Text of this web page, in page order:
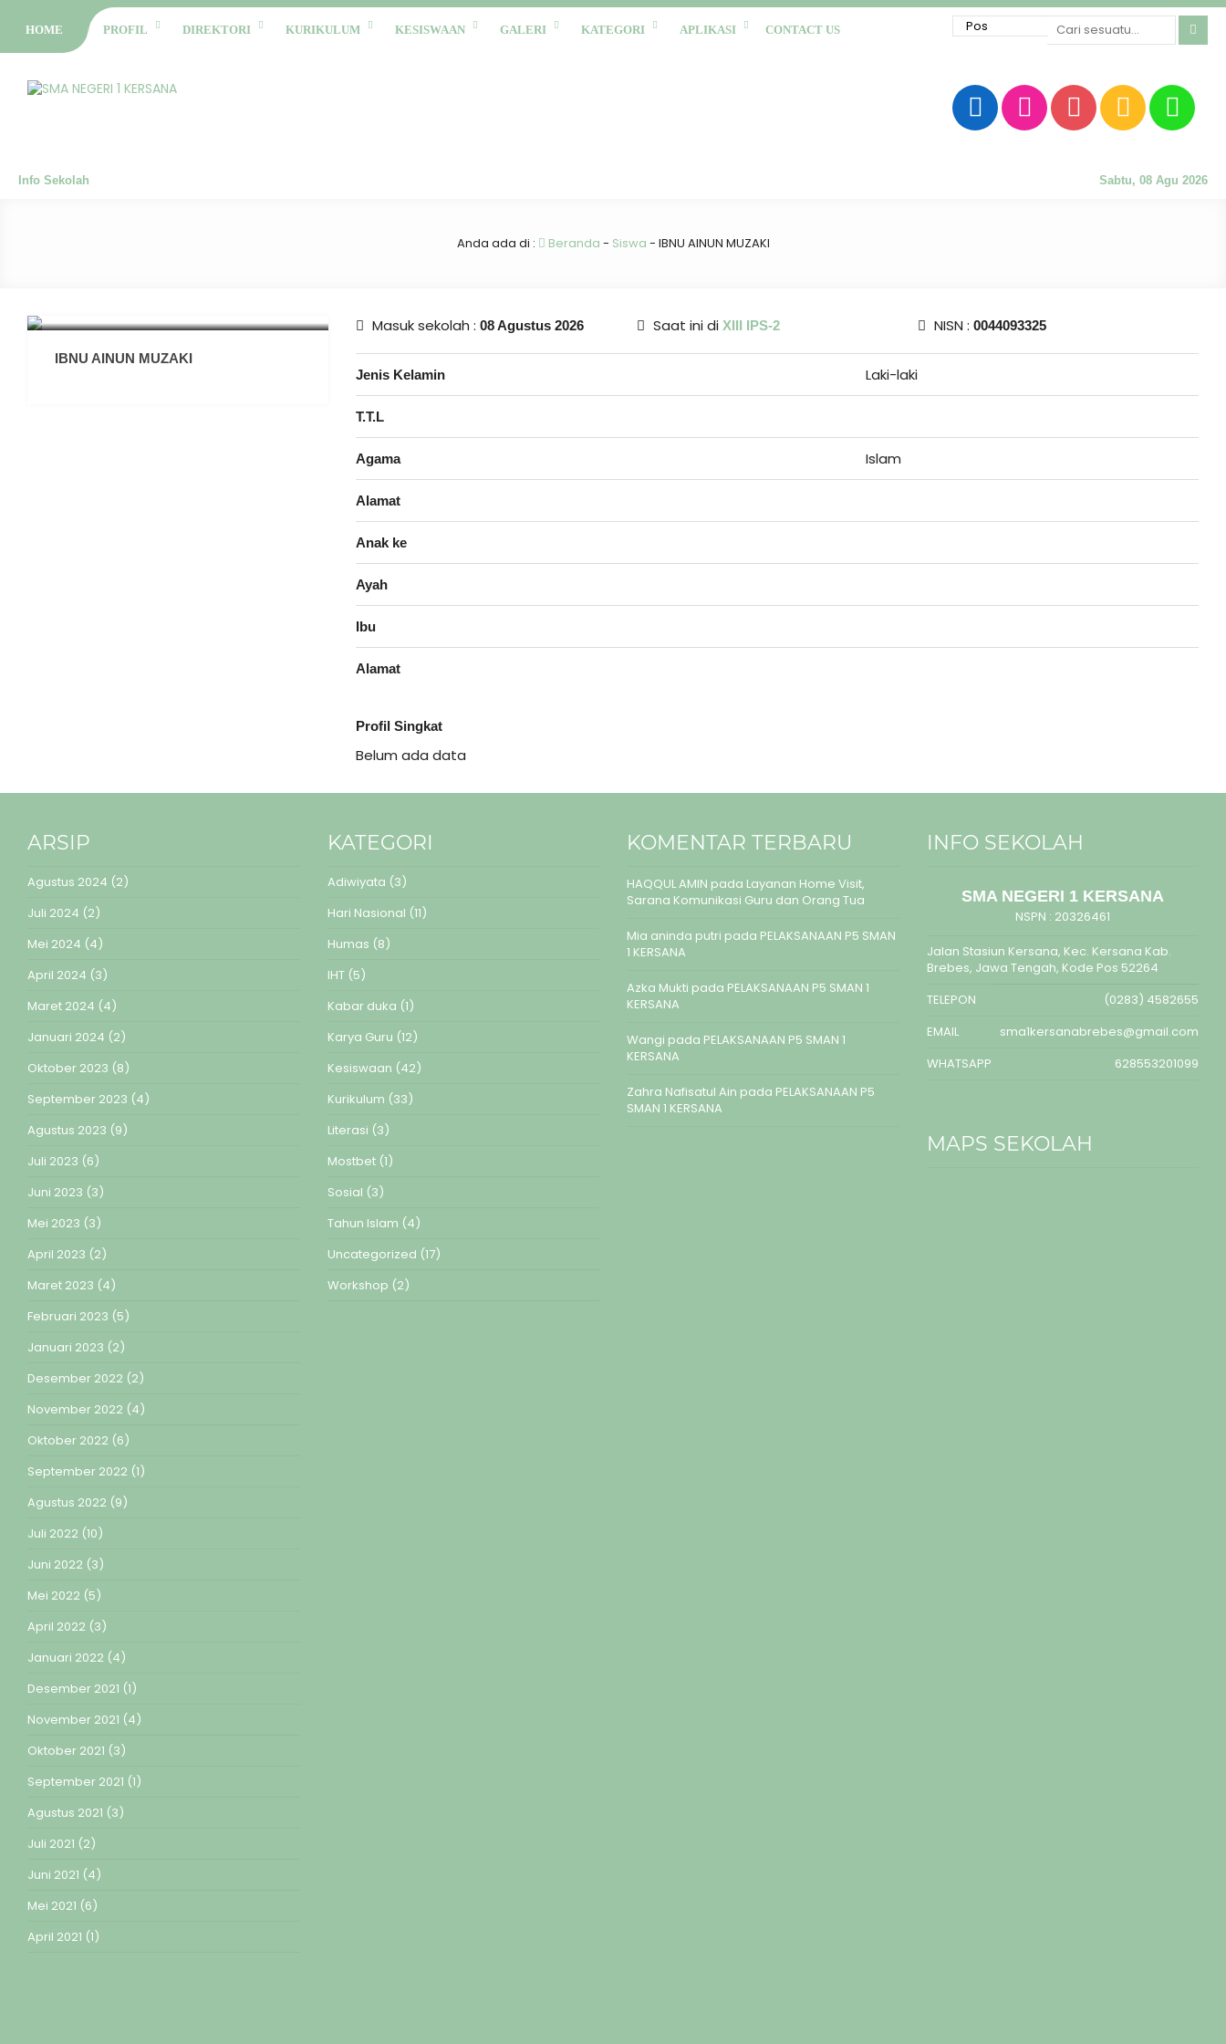
HOME PROFIL DIREKTORI KURIKULUM KESISWAAN GALERI KATEGORI APLIKASI CONTACT US
Info Sekolah Sabtu, 08 Agu 2026
Anda ada di : Beranda - Siswa - IBNU AINUN MUZAKI
IBNU AINUN MUZAKI
Masuk sekolah : 08 Agustus 2026 Saat ini di XIII IPS-2 NISN : 0044093325
Jenis Kelamin Laki-laki
T.T.L
Agama Islam
Alamat
Anak ke
Ayah
Ibu
Alamat
Profil Singkat
Belum ada data
ARSIP
Agustus 2024 (2)
Juli 2024 (2)
Mei 2024 (4)
April 2024 (3)
Maret 2024 (4)
Januari 2024 (2)
Oktober 2023 (8)
September 2023 (4)
Agustus 2023 (9)
Juli 2023 (6)
Juni 2023 (3)
Mei 2023 (3)
April 2023 (2)
Maret 2023 (4)
Februari 2023 (5)
Januari 2023 (2)
Desember 2022 (2)
November 2022 (4)
Oktober 2022 (6)
September 2022 (1)
Agustus 2022 (9)
Juli 2022 (10)
Juni 2022 (3)
Mei 2022 (5)
April 2022 (3)
Januari 2022 (4)
Desember 2021 (1)
November 2021 (4)
Oktober 2021 (3)
September 2021 (1)
Agustus 2021 (3)
Juli 2021 (2)
Juni 2021 (4)
Mei 2021 (6)
April 2021 (1)
KATEGORI
Adiwiyata (3)
Hari Nasional (11)
Humas (8)
IHT(5)
Kabar duka (1)
Karya Guru (12)
Kesiswaan (42)
Kurikulum (33)
Literasi (3)
Mostbet(1)
Sosial (3)
Tahun Islam (4)
Uncategorized (17)
Workshop (2)
KOMENTAR TERBARU
HAQQUL AMIN pada Layanan Home Visit,
Sarana Komunikasi Guru dan Orang Tua
Mia aninda putri pada PELAKSANAAN P5 SMAN
1 KERSANA
Azka Mukti pada PELAKSANAAN P5 SMAN 1
KERSANA
Wangi pada PELAKSANAAN P5 SMAN 1
KERSANA
Zahra Nafisatul Ain pada PELAKSANAAN P5
SMAN 1 KERSANA
INFO SEKOLAH
SMA NEGERI 1 KERSANA
NSPN : 20326461
Jalan Stasiun Kersana, Kec. Kersana Kab.
Brebes, Jawa Tengah, Kode Pos 52264
TELEPON
(0283) 4582655
EMAIL
sma1kersanabrebes@gmail.com
WHATSAPP
628553201099
MAPS SEKOLAH